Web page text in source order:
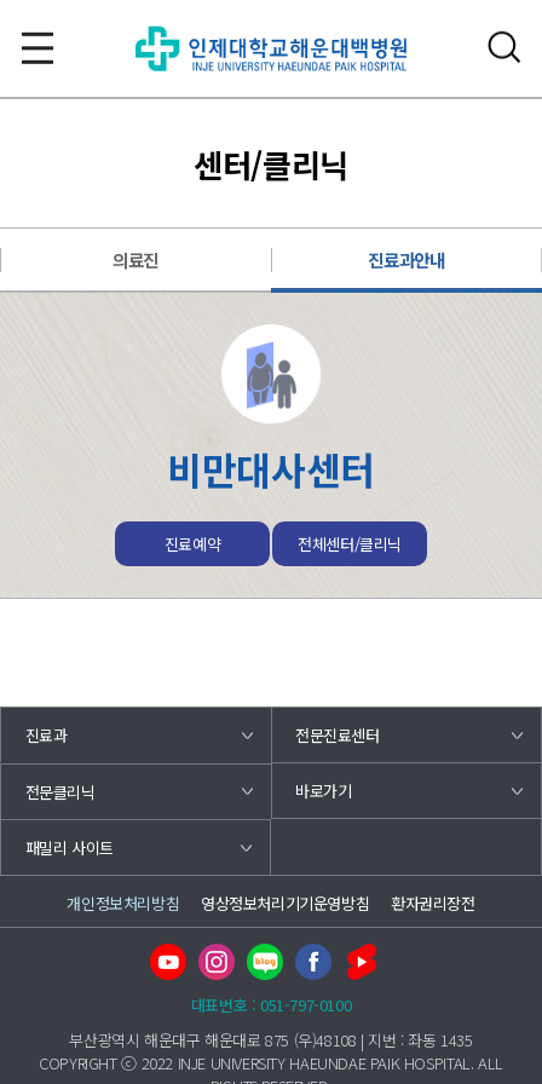
센터/클리닉
의료진 진료과안내
비만대사센터
진료예약 전체센터/클리닉
진료과 전문진료센터
전문클리닉 바로가기
패밀리 사이트
개인정보처리방침 영상정보처리기기운영방침 환자권리장전
대표번호 : 051-797-0100
부산광역시 해운대구 해운대로 875 (우)48108 | 지번 : 좌동 1435
COPYRIGHT ⓒ 2022 INJE UNIVERSITY HAEUNDAE PAIK HOSPITAL. ALL